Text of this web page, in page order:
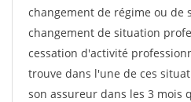
changement de régime ou de
changement de situation
cessation d'activité
trouve dans l'une de ces
son assureur dans les 3 mois